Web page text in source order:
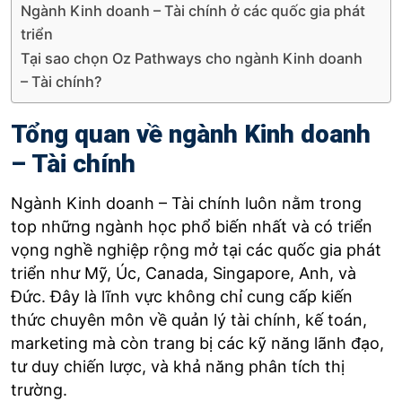
Ngành Kinh doanh – Tài chính ở các quốc gia phát
triển
Tại sao chọn Oz Pathways cho ngành Kinh doanh
– Tài chính?
Tổng quan về ngành Kinh doanh
– Tài chính
Ngành Kinh doanh – Tài chính luôn nằm trong
top những ngành học phổ biến nhất và có triển
vọng nghề nghiệp rộng mở tại các quốc gia phát
triển như Mỹ, Úc, Canada, Singapore, Anh, và
Đức. Đây là lĩnh vực không chỉ cung cấp kiến
thức chuyên môn về quản lý tài chính, kế toán,
marketing mà còn trang bị các kỹ năng lãnh đạo,
tư duy chiến lược, và khả năng phân tích thị
trường.